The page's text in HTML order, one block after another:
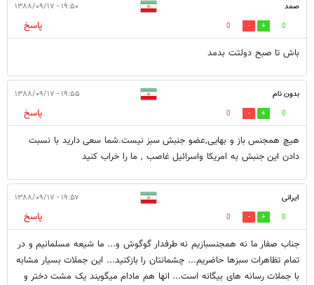
صمد ۱۹:۵۰ - ۱۳۸۸/۰۹/۱۷
0
0
پاسخ
باش تا صبح دولتت بدمد
بدون نام ۱۹:۵۵ - ۱۳۸۸/۰۹/۱۷
0
0
پاسخ
هیچ همجنس باز و بهایی,عضو جنبش سبز نیست.شما سعی دارید با نسبت
دادن این جنبش به امریکا واسرائیل غاصب , ما را خراب کنید
ایرانی ۱۹:۵۷ - ۱۳۸۸/۰۹/۱۷
0
0
پاسخ
جناب صفار ما نه همجنسبازیم نه طرفدار گوگوش و... ما شیعه مسلمانیم و در
تمام تظاهرات سبزها حاضریم... چشمانتان را بازکنید... این جملات بسیار مشابه
با جملات رسانه های بیگانه است... انها هم مادام میگویند یک مشت دختر و